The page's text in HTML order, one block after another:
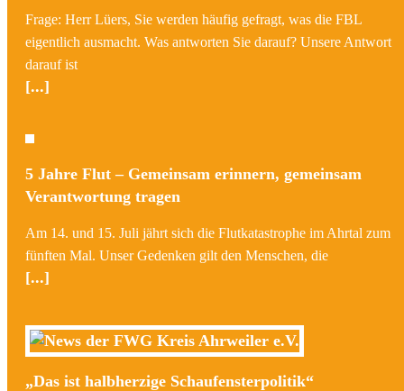
Frage: Herr Lüers, Sie werden häufig gefragt, was die FBL
eigentlich ausmacht. Was antworten Sie darauf? Unsere Antwort
darauf ist
[...]
5 Jahre Flut – Gemeinsam erinnern, gemeinsam
Verantwortung tragen
Am 14. und 15. Juli jährt sich die Flutkatastrophe im Ahrtal zum
fünften Mal. Unser Gedenken gilt den Menschen, die
[...]
„Das ist halbherzige Schaufensterpolitik“